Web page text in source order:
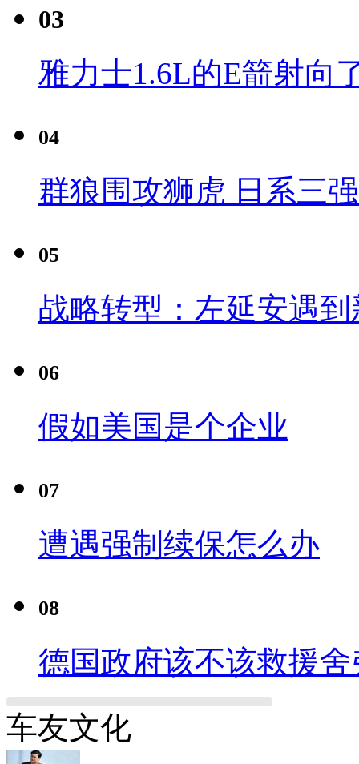
03
雅力士1.6L的E箭射向
04
群狼围攻狮虎 日系三
05
战略转型：左延安遇
06
假如美国是个企业
07
遭遇强制续保怎么办
08
德国政府该不该救援舍
车友文化